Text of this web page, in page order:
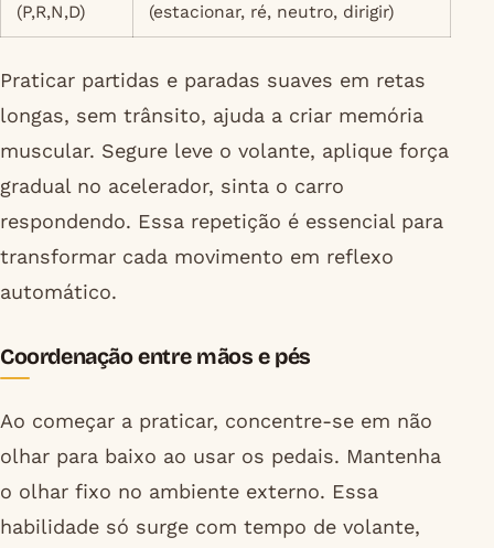
(P,R,N,D)
(estacionar, ré, neutro, dirigir)
Praticar partidas e paradas suaves em retas
longas, sem trânsito, ajuda a criar memória
muscular. Segure leve o volante, aplique força
gradual no acelerador, sinta o carro
respondendo. Essa repetição é essencial para
transformar cada movimento em reflexo
automático.
Coordenação entre mãos e pés
Ao começar a praticar, concentre-se em não
olhar para baixo ao usar os pedais. Mantenha
o olhar fixo no ambiente externo. Essa
habilidade só surge com tempo de volante,